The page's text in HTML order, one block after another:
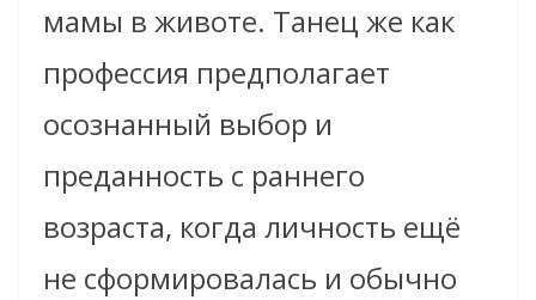
мамы в животе. Танец же как
профессия предполагает
осознанный выбор и
преданность с раннего
возраста, когда личность ещё
не сформировалась и обычно